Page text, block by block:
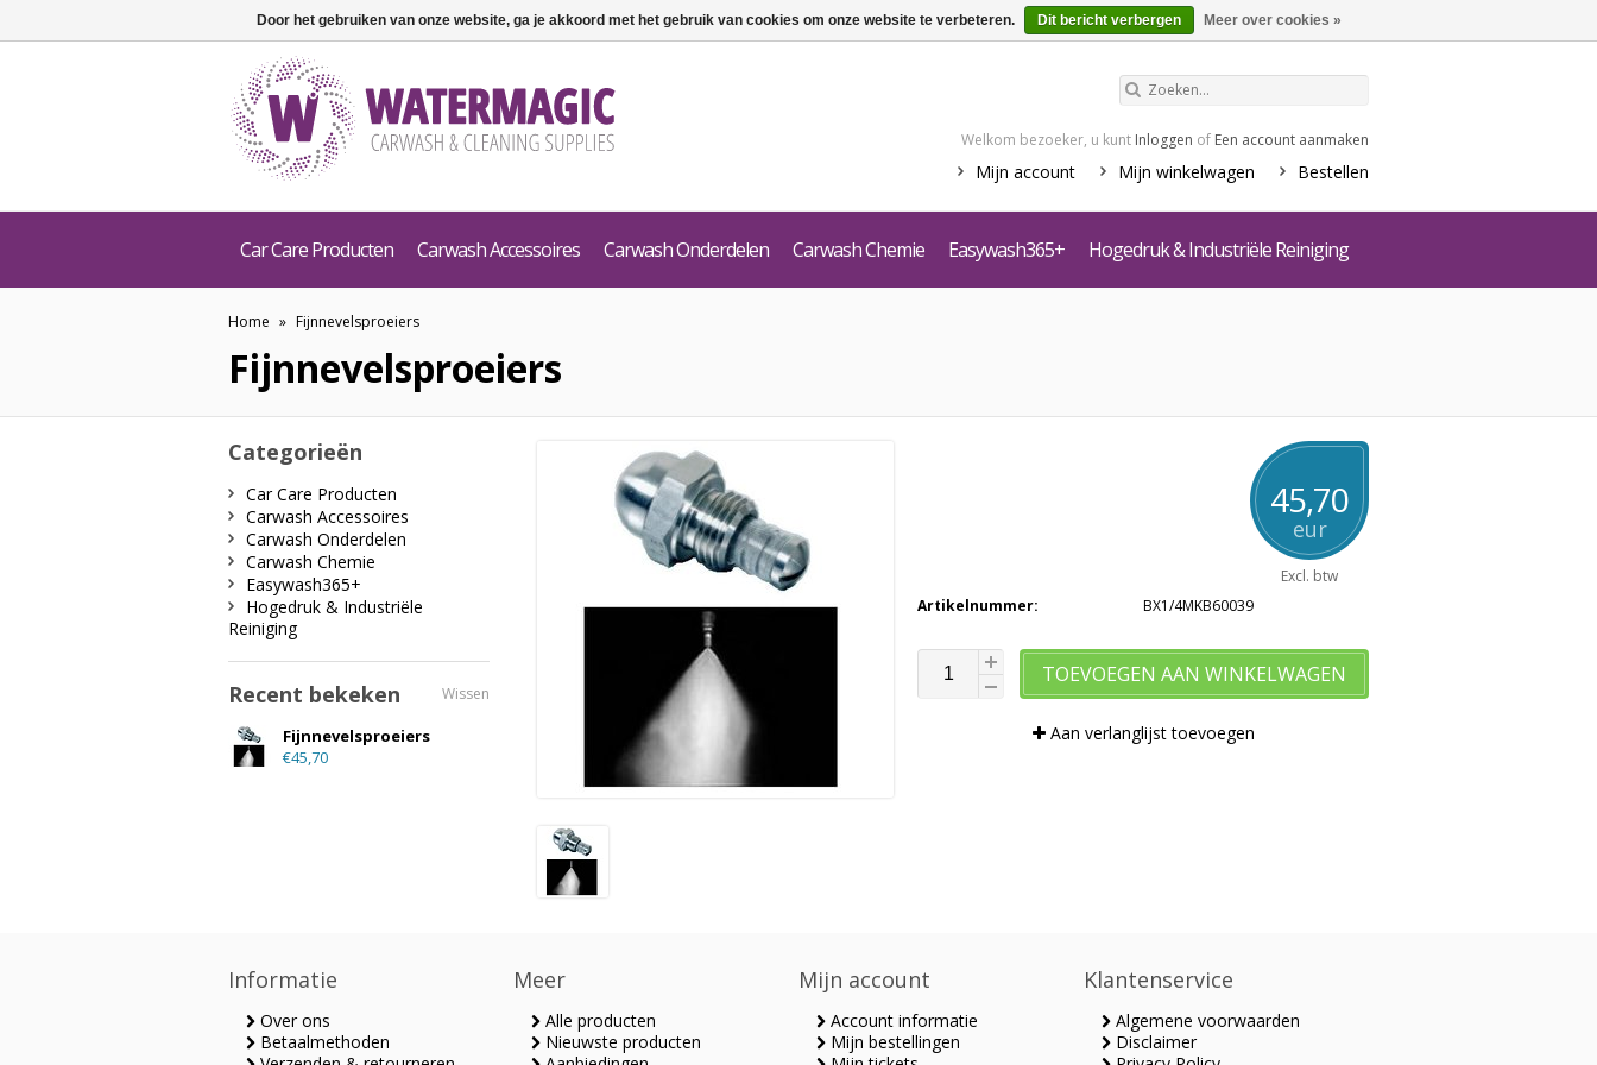
Welkom bezoeker, u kunt Inloggen of Een account aanmaken
Mijn account Mijn winkelwagen Bestellen
Car Care Producten Carwash Accessoires Carwash Onderdelen Carwash Chemie Easywash365+ Hogedruk & Industriële Reiniging
Home » Fijnnevelsproeiers
Fijnnevelsproeiers
45,70
eur
Excl. btw
Artikelnummer:
BX1/4MKB60039
TOEVOEGEN AAN WINKELWAGEN
Aan verlanglijst toevoegen
Categorieën
Car Care Producten
Carwash Accessoires
Carwash Onderdelen
Carwash Chemie
Easywash365+
Hogedruk & Industriële
Reiniging
Recent bekeken Wissen
Fijnnevelsproeiers
€45,70
Informatie
Over ons
Betaalmethoden
Meer
Alle producten
Nieuwste producten
Mijn account
Account informatie
Mijn bestellingen
Klantenservice
Algemene voorwaarden
Disclaimer
Door het gebruiken van onze website, ga je akkoord met het gebruik van cookies om onze website te verbeteren. Dit bericht verbergen Meer over cookies »